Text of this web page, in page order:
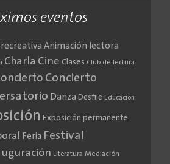
eventos
Animación lectora
Charla Cine Clases Club de lectura
Concierto
Danza Desfile Educación
Exposición permanente
Feria Festival
Literatura Mediación